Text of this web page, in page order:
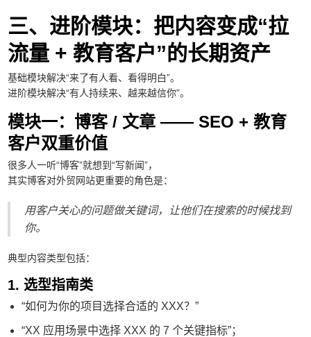
三、进阶模块：把内容变成“拉
流量 + 教育客户”的长期资产
基础模块解决“来了有人看、看得明白”。
进阶模块解决“有人持续来、越来越信你”。
模块一：博客 / 文章 —— SEO + 教育
客户双重价值
很多人一听“博客”就想到“写新闻”，
其实博客对外贸网站更重要的角色是：
用客户关心的问题做关键词，让他们在搜索的时候找到
你。
典型内容类型包括：
1. 选型指南类
“如何为你的项目选择合适的 XXX？”
“XX 应用场景中选择 XXX 的 7 个关键指标”；